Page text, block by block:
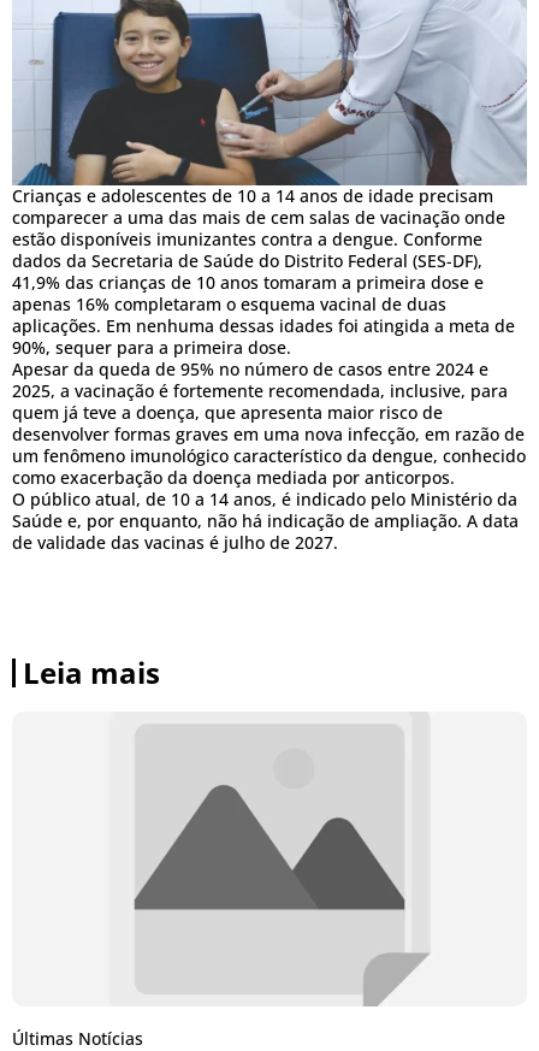
Crianças e adolescentes de 10 a 14 anos de idade precisam
comparecer a uma das mais de cem salas de vacinação onde
estão disponíveis imunizantes contra a dengue. Conforme
dados da Secretaria de Saúde do Distrito Federal (SES-DF),
41,9% das crianças de 10 anos tomaram a primeira dose e
apenas 16% completaram o esquema vacinal de duas
aplicações. Em nenhuma dessas idades foi atingida a meta de
90%, sequer para a primeira dose.
Apesar da queda de 95% no número de casos entre 2024 e
2025, a vacinação é fortemente recomendada, inclusive, para
quem já teve a doença, que apresenta maior risco de
desenvolver formas graves em uma nova infecção, em razão de
um fenômeno imunológico característico da dengue, conhecido
como exacerbação da doença mediada por anticorpos.
O público atual, de 10 a 14 anos, é indicado pelo Ministério da
Saúde e, por enquanto, não há indicação de ampliação. A data
de validade das vacinas é julho de 2027.
Leia mais
Últimas Notícias